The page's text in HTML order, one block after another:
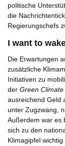
politische
die
Regierungschefs
I want to
Die Erwartungen
zusätzliche
Initiativen zu
der Green
ausreichend Geld
unter Zugzwang,
Außerdem war es
sich zu den
Klimagipfel